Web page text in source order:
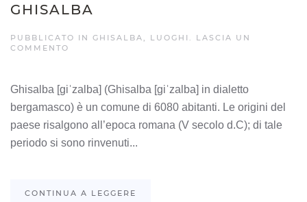
GHISALBA
PUBBLICATO IN GHISALBA LUOGHI
LASCIA UN
COMMENTO
Ghisalba [ɡiˈzalba] (Ghisalba [ɡiˈzalba] in dialetto
bergamasco) è un comune di 6080 abitanti. Le origini del
paese risalgono all’epoca romana (V secolo d.C); di tale
periodo si sono rinvenuti...
CONTINUA A LEGGERE